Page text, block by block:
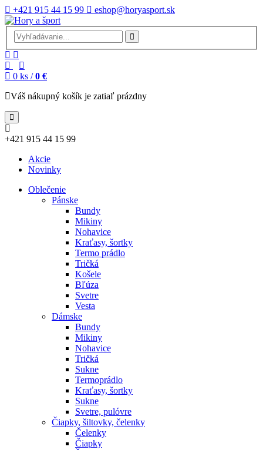
+421 915 44 15 99 eshop@horyasport.sk
0 ks / 0 €
Váš nákupný košík je zatiaľ prázdny
+421 915 44 15 99
Akcie
Novinky
Oblečenie
Pánske
Bundy
Mikiny
Nohavice
Kraťasy, šortky
Termo prádlo
Tričká
Košele
Bľúza
Svetre
Vesta
Dámske
Bundy
Mikiny
Nohavice
Tričká
Sukne
Termoprádlo
Kraťasy, šortky
Sukne
Svetre, pulóvre
Čiapky, šiltovky, čelenky
Čelenky
Čiapky